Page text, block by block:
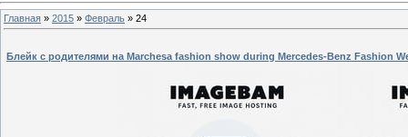
Главная » 2015 » Февраль » 24
Блейк с родителями на Marchesa fashion show during Mercedes-Benz Fashion